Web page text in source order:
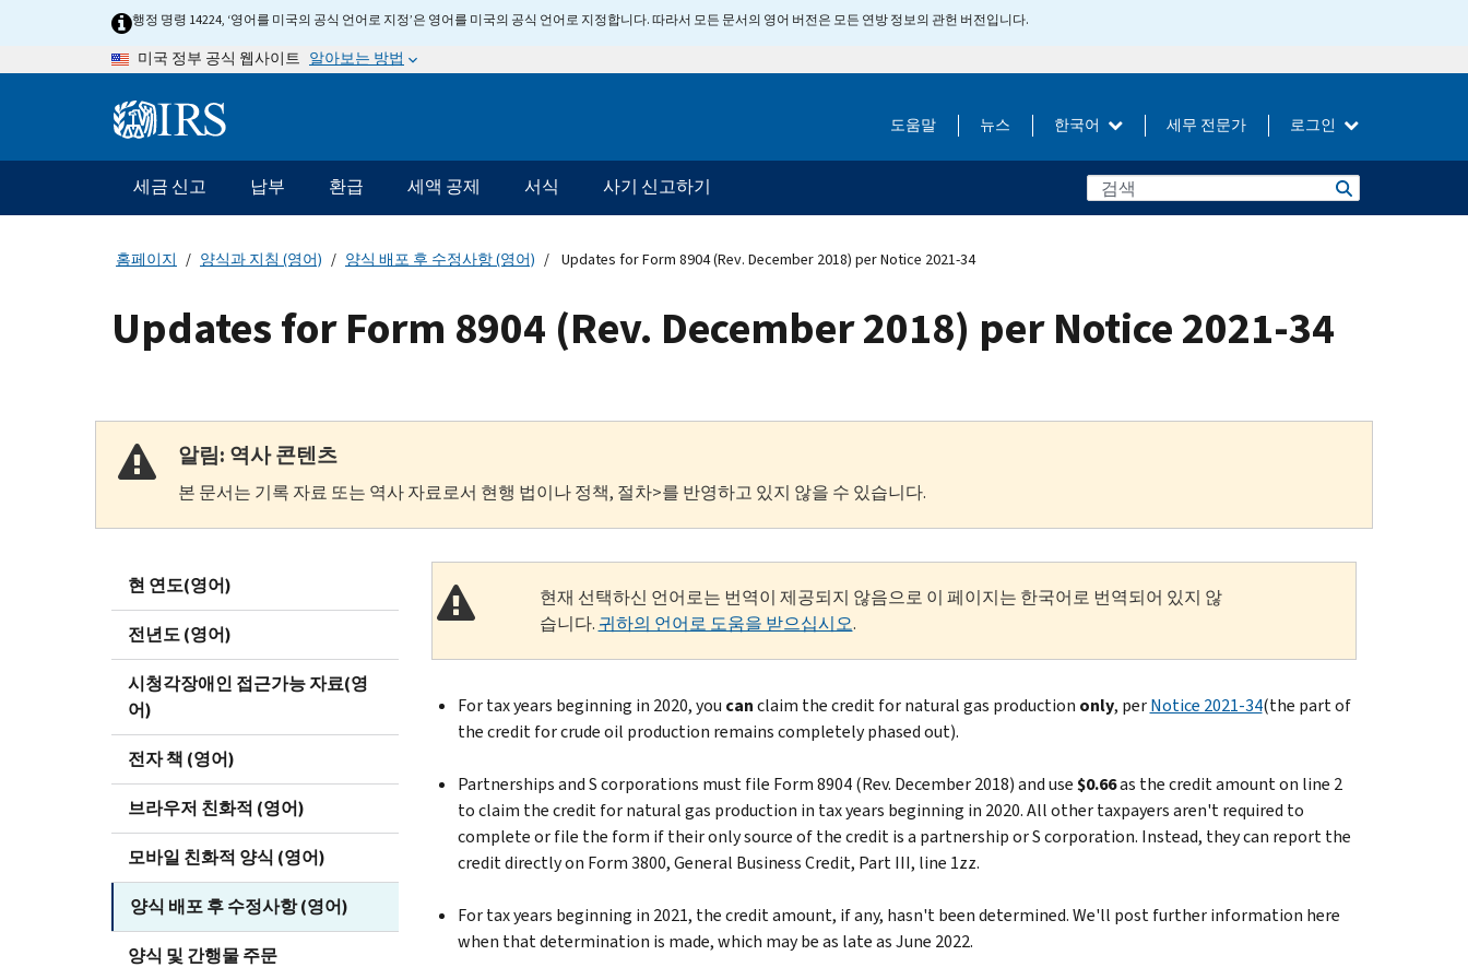
행정 명령 14224, ‘영어를 미국의 공식 언어로 지정’은 영어를 미국의 공식 언어로 지정합니다. 따라서 모든 문서의 영어 버전은 모든 연방 정보의 관헌 버전입니다.
미국 정부 공식 웹사이트 알아보는 방법
Information 도움말 뉴스 한국어 세무 전문가 로그인
메
인
네
게
이
세금 신고 납부 환급 세액 공제 서식 사기 신고하기
홈페이지 양식과 지침 (영어) 양식 배포 후 수정사항 (영어) Updates for Form 8904 (Rev. December 2018) per Notice 2021-34
Updates for Form 8904 (Rev. December 2018) per Notice 2021-34
알림: 역사 콘텐츠
본 문서는 기록 자료 또는 역사 자료로서 현행 법이나 정책, 절차>를 반영하고 있지 않을 수 있습니다.
현 연도(영어)
전년도 (영어)
시청각장애인 접근가능 자료(영
어)
전자 책 (영어)
브라우저 친화적 (영어)
모바일 친화적 양식 (영어)
양식 배포 후 수정사항 (영어)
양식 및 간행물 주문
현재 선택하신 언어로는 번역이 제공되지 않음으로 이 페이지는 한국어로 번역되어 있지 않
습니다. 귀하의 언어로 도움을 받으십시오.
For tax years beginning in 2020, you canclaim the credit for natural gas production only, perNotice 2021-34(the part of
the credit for crude oil production remains completely phased out).
Partnerships and S corporations must file Form 8904 (Rev. December 2018) and use$0.66as the credit amount on line 2
to claim the credit for natural gas production in tax years beginning in 2020. All other taxpayers aren't required to
complete or file the form if their only source of the credit is a partnership or S corporation. Instead, they can report the
credit directly on Form 3800, General Business Credit, Part III, line 1zz.
For tax years beginning in 2021, the credit amount, if any, hasn't been determined. We'll post further information here
when that determination is made, which may be as late as June 2022.